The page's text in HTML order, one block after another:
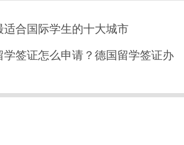
适合国际学生的十大城市
学签证怎么申请？德国留学签证办